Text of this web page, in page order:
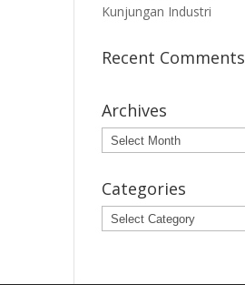
Kunjungan Industri
Recent Comments
Archives
Archives
Categories
Categories